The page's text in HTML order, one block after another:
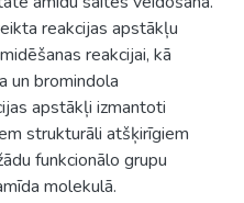
reakcijas apstākļu
reakcijai, kā
un bromindola
apstākļi izmantoti
strukturāli atšķirīgiem
funkcionālo grupu
molekulā.